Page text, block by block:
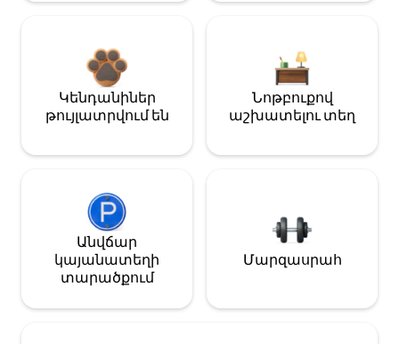
Կենդանիներ
թույլատրվում են
Նոթբուքով
աշխատելու տեղ
Անվճար
կայանատեղի
տարածքում
Մարզասրահ